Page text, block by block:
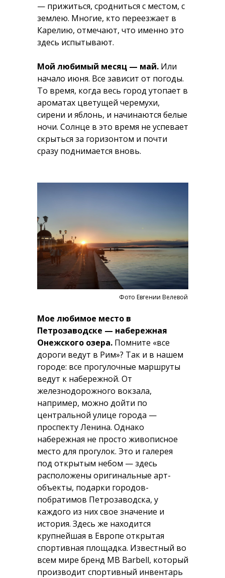
— прижиться, сродниться с местом, с
землею. Многие, кто переезжает в
Карелию, отмечают, что именно это
здесь испытывают.
Мой любимый месяц — май. Или
начало июня. Все зависит от погоды.
То время, когда весь город утопает в
ароматах цветущей черемухи,
сирени и яблонь, и начинаются белые
ночи. Солнце в это время не успевает
скрыться за горизонтом и почти
сразу поднимается вновь.
Фото Евгении Велевой
Мое любимое место в
Петрозаводске — набережная
Онежского озера. Помните «все
дороги ведут в Рим»? Так и в нашем
городе: все прогулочные маршруты
ведут к набережной. От
железнодорожного вокзала,
например, можно дойти по
центральной улице города —
проспекту Ленина. Однако
набережная не просто живописное
место для прогулок. Это и галерея
под открытым небом — здесь
расположены оригинальные арт-
объекты, подарки городов-
побратимов Петрозаводска, у
каждого из них свое значение и
история. Здесь же находится
крупнейшая в Европе открытая
спортивная площадка. Известный во
всем мире бренд MB Barbell, который
производит спортивный инвентарь